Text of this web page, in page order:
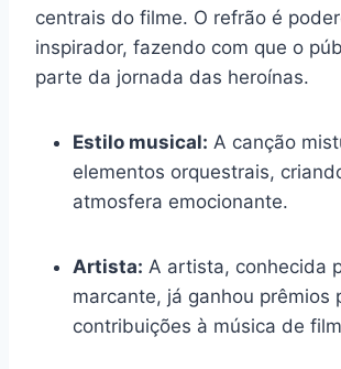
centrais do filme. O refrão é
inspirador, fazendo com que o
parte da jornada das heroínas.
Estilo musical: A canção
elementos orquestrais,
atmosfera emocionante.
Artista: A artista, conhecida
marcante, já ganhou prêmios
contribuições à música de